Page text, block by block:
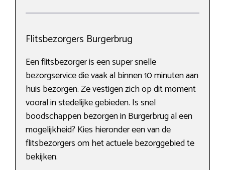
Flitsbezorgers Burgerbrug
Een flitsbezorger is een super snelle
bezorgservice die vaak al binnen 10 minuten aan
huis bezorgen. Ze vestigen zich op dit moment
vooral in stedelijke gebieden. Is snel
boodschappen bezorgen in Burgerbrug al een
mogelijkheid? Kies hieronder een van de
flitsbezorgers om het actuele bezorggebied te
bekijken.